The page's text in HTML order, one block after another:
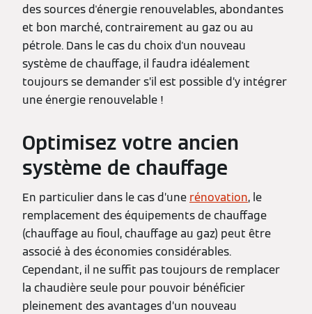
des sources d'énergie renouvelables, abondantes
et bon marché, contrairement au gaz ou au
pétrole. Dans le cas du choix d'un nouveau
système de chauffage, il faudra idéalement
toujours se demander s’il est possible d’y intégrer
une énergie renouvelable !
Optimisez votre ancien
système de chauffage
En particulier dans le cas d’une rénovation, le
remplacement des équipements de chauffage
(chauffage au fioul, chauffage au gaz) peut être
associé à des économies considérables.
Cependant, il ne suffit pas toujours de remplacer
la chaudière seule pour pouvoir bénéficier
pleinement des avantages d’un nouveau